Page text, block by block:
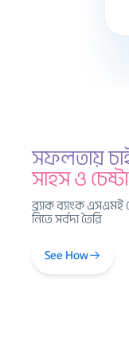
ভালো রাখে
সফলতায়
সাহস ও চেষ্টা
ব্র‍্যাক ব্যাংক
নিতে সর্বদা তৈরি
See How
নিজের ঠিকানা
হোক নিশ্চিন্ত
থাকুন এগিয়ে